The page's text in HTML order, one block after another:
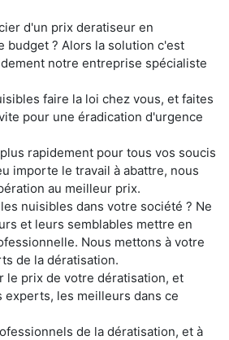
d'un prix deratiseur en
budget ? Alors la solution c'est
notre entreprise spécialiste
faire la loi chez vous, et faites
pour une éradication d'urgence
rapidement pour tous vos soucis
importe le travail à abattre, nous
au meilleur prix.
nuisibles dans votre société ? Ne
et leurs semblables mettre en
Nous mettons à votre
de la dératisation.
le prix de votre dératisation, et
experts, les meilleurs dans ce
de la dératisation, et à